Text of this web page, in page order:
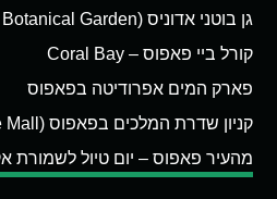
גן בוטני אדוניס (Adonis Botanical Garden) בפאפוס
קורל ביי פאפוס – Coral Bay
פארק המים אפרודיטה בפאפוס
קניון שדרת המלכים בפאפוס (Kings Avenue Mall)
מהעיר פאפוס – יום טיול לשמורת